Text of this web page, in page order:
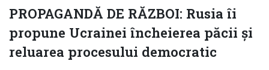
PROPAGANDĂ DE RĂZBOI: Rusia îi
propune Ucrainei încheierea păcii și
reluarea procesului democratic